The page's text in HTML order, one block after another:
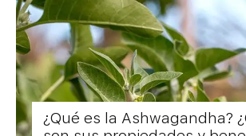
¿Qué es la Ashwagandha?